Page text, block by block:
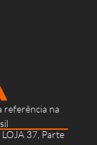
referência na
37, Parte